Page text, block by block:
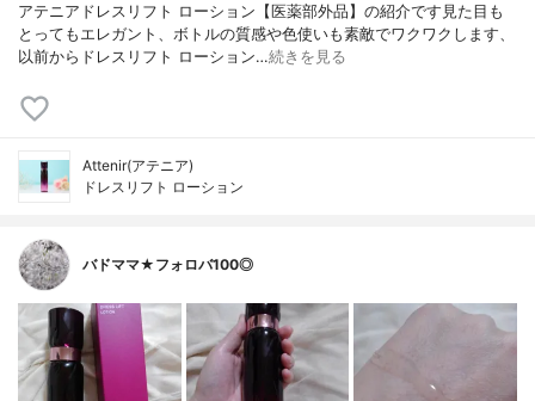
アテニアドレスリフト ローション【医薬部外品】の紹介です見た目も
とってもエレガント、ボトルの質感や色使いも素敵でワクワクします、
以前からドレスリフト ローション…続きを見る
Attenir(アテニア)
ドレスリフト ローション
バドママ★フォロバ100◎